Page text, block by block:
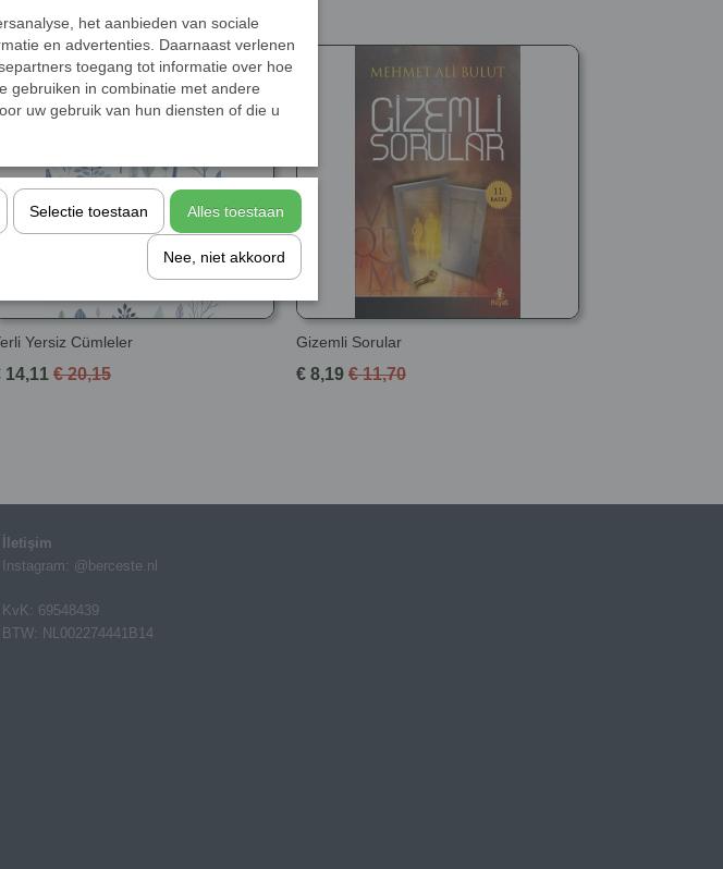
Yersiz Cümleler
14,11 € 20,15
Gizemli Sorular
€ 8,19 € 11,70
İletişim
Instagram: @berceste.nl
KvK: 69548439
BTW: NL002274441B14
het aanbieden van sociale
en advertenties. Daarnaast verlenen
toegang tot informatie over hoe
gebruiken in combinatie met andere
uw gebruik van hun diensten of die u
Selectie toestaan Alles toestaan
Nee, niet akkoord